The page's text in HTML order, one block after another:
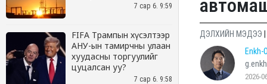
7 сар 6. 9:59
FIFA Трампын хүсэлтээр
АНУ-ын тамирчны улаан
хуудасны торгуулийг
цуцалсан уу?
7 сар 6. 9:58